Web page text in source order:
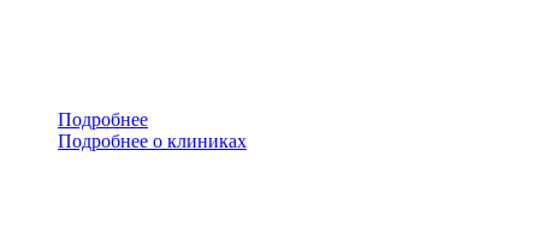
Подробнее
Подробнее о клиниках